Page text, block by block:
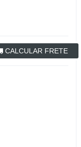
CALCULAR FRETE